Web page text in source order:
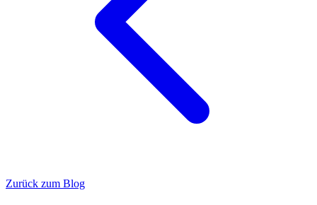
Zurück zum Blog